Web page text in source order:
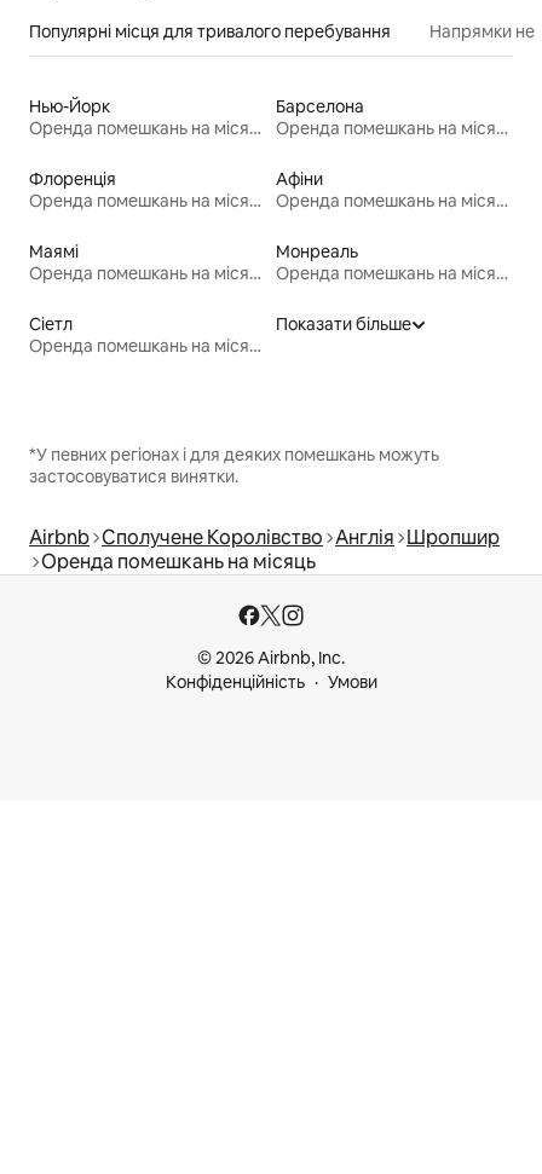
Популярні місця для тривалого перебування Напрямки
Нью-Йорк
Оренда помешкань на місяць
Барселона
Оренда помешкань на місяць
Флоренція
Оренда помешкань на місяць
Афіни
Оренда помешкань на місяць
Маямі
Оренда помешкань на місяць
Монреаль
Оренда помешкань на місяць
Сіетл
Оренда помешкань на місяць
Показати більше
*У певних регіонах і для деяких помешкань можуть
застосовуватися винятки.
Airbnb Сполучене Королівство Англія Шропшир
Оренда помешкань на місяць
© 2026 Airbnb, Inc.
Конфіденційність
Умови